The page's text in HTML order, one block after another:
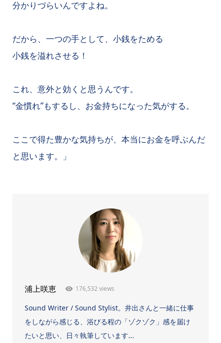
分かりづらいんですよね。
だから、一つの手として、小銭をためる
小銭を溢れさせる！
これ、意外と効くと思うんです。
“金慣れ”もするし、お金持ちになった気がする。
ここで得た豊かな気持ちが、本当にお金を呼ぶんだ
と思います。」
浦上咲恵 176,532 views
Sound Writer / Sound Stylist。井出さんと一緒に仕事
をしながら感じる、浴びる程の「ゾクゾク」感を届け
たいと思い、日々執筆しています...